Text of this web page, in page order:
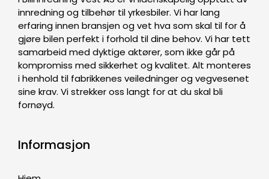
innredning og tilbehør til yrkesbiler. Vi har lang
erfaring innen bransjen og vet hva som skal til for å
gjøre bilen perfekt i forhold til dine behov. Vi har tett
samarbeid med dyktige aktører, som ikke går på
kompromiss med sikkerhet og kvalitet. Alt monteres
i henhold til fabrikkenes veiledninger og vegvesenet
sine krav. Vi strekker oss langt for at du skal bli
fornøyd.
Informasjon